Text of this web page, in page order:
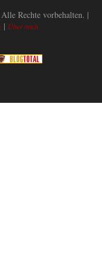
Rechte vorbehalten. |
| Über mich